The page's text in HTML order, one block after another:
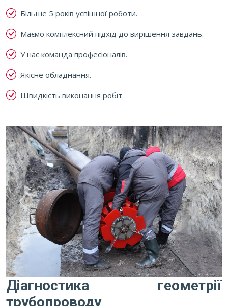
Більше 5 років успішної роботи.
Маємо комплексний підхід до вирішення завдань.
У нас команда професіоналів.
Якісне обладнання.
Швидкість виконання робіт.
Previous Next
Діагностика геометрії